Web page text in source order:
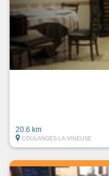
20.6 km
COULANGES-LA-VINEUSE